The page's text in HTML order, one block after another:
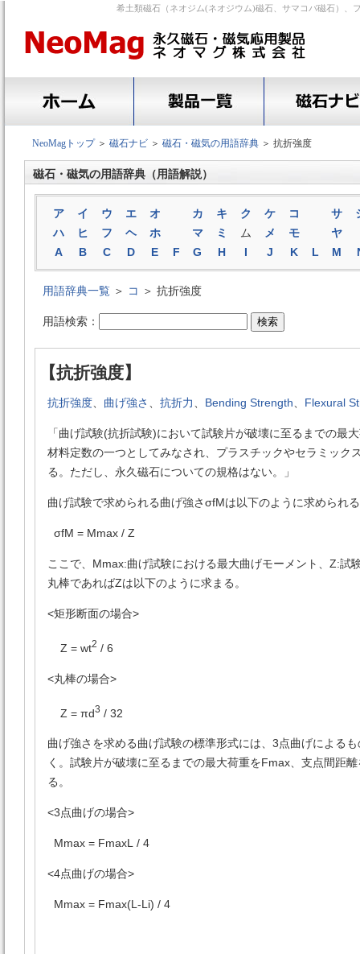
希土類磁石（ネオジム(ネオジウム)磁石、サマコバ磁石）、
NeoMagトップ＞ 磁石ナビ ＞ 磁石・磁気の用語辞典 ＞ 抗折強度
磁石・磁気の用語辞典（用語解説）
ア イ ウ エ オ カ キ ク ケ コ サ
ハ
ヒ フ ヘ ホ マ ミ ム メ モ
ヤ
A
B C D E F G H I J K L M
用語辞典一覧 ＞ コ ＞ 抗折強度
用語検索：
【抗折強度】
抗折強度 曲げ強さ 抗折力 Bending Strength Flexural
「曲げ試験(抗折試験)において試験片が破壊に至るまでの
材料定数の一つとしてみなされ、プラスチックやセラミッ
る。ただし、永久磁石についての規格はない。」
曲げ試験で求められる曲げ強さσfMは以下のように求められ
σfM = Mmax / Z
ここで、Mmax:曲げ試験における最大曲げモーメント、Z:
丸棒であればZは以下のように求まる。
<矩形断面の場合>
Z = wt2 / 6
<丸棒の場合>
Z = πd3 / 32
曲げ強さを求める曲げ試験の標準形式には、3点曲げによる
く。試験片が破壊に至るまでの最大荷重をFmax、支点間距
る。
<3点曲げの場合>
Mmax = FmaxL / 4
<4点曲げの場合>
Mmax = Fmax(L-Li) / 4